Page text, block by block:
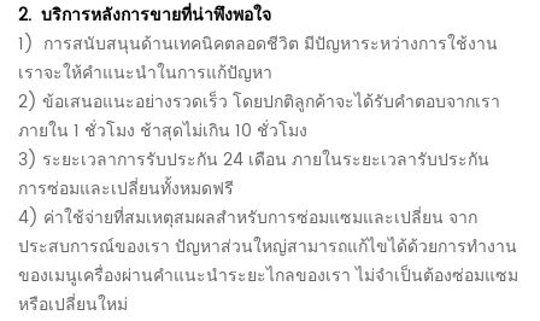
2. บริการหลังการขายที่น่าพึงพอใจ
1) การสนับสนุนด้านเทคนิคตลอดชีวิต มีปัญหาระหว่างการใช้งาน
เราจะให้คำแนะนำในการแก้ปัญหา
2) ข้อเสนอแนะอย่างรวดเร็ว โดยปกติลูกค้าจะได้รับคำตอบจากเรา
ภายใน 1 ชั่วโมง ช้าสุดไม่เกิน 10 ชั่วโมง
3) ระยะเวลาการรับประกัน 24 เดือน ภายในระยะเวลารับประกัน
การซ่อมและเปลี่ยนทั้งหมดฟรี
4) ค่าใช้จ่ายที่สมเหตุสมผลสำหรับการซ่อมแซมและเปลี่ยน จาก
ประสบการณ์ของเรา ปัญหาส่วนใหญ่สามารถแก้ไขได้ด้วยการทำงาน
ของเมนูเครื่องผ่านคำแนะนำระยะไกลของเรา ไม่จำเป็นต้องซ่อมแซม
หรือเปลี่ยนใหม่